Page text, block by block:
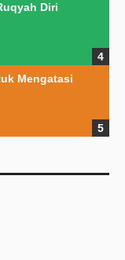
Diri
Mengatasi